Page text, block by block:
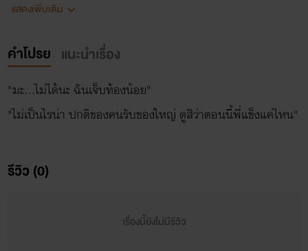
ท้อง
แสดงเพิ่มเติม
คำโปรย แนะนำเรื่อง
"มะ...ไม่ได้นะ ฉันเจ็บท้องน้อย"
"ไม่เป็นไรน่า ปกติของคนรับของใหญ่ ดูสิว่าตอนนี้พี่แข็งแค่ไหน"
รีวิว (0)
เรื่องนี้ยังไม่มีรีวิว